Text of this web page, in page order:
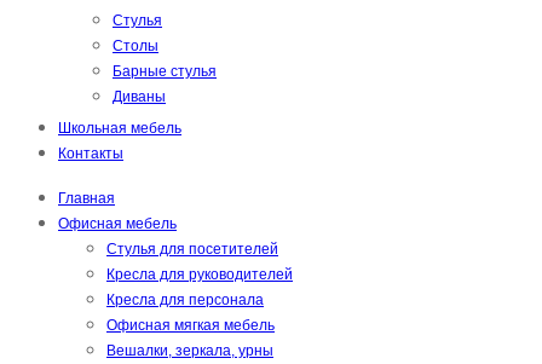
Стулья
Столы
Барные стулья
Диваны
Школьная мебель
Контакты
Главная
Офисная мебель
Стулья для посетителей
Кресла для руководителей
Кресла для персонала
Офисная мягкая мебель
Вешалки, зеркала, урны